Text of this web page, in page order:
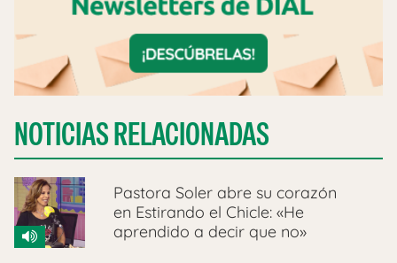
NOTICIAS RELACIONADAS
Pastora Soler abre su corazón
en Estirando el Chicle: «He
aprendido a decir que no»